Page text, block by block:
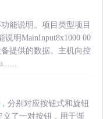
能说明。项目类型项目
说明MainInput8x1000 00
提供的数据。主机向控
，分别对应按钮式和旋钮
义了一对按钮，用于渐